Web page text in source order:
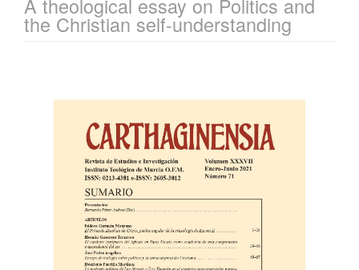
the Christian self-understanding